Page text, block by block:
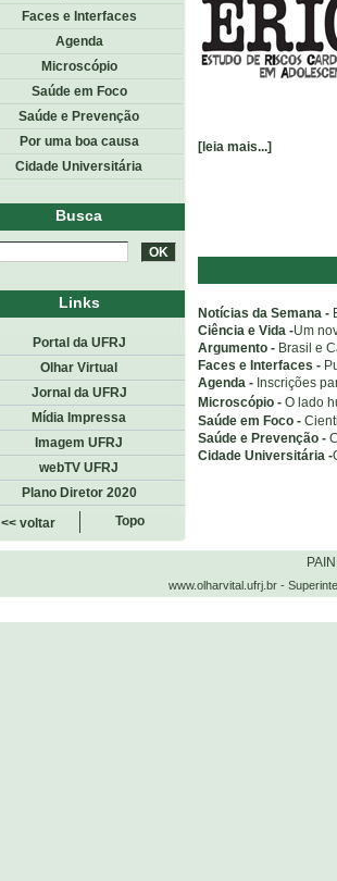
[leia mais...]
Notícias da Semana -
Ciência e Vida -Um
Argumento - Brasil e
Faces e Interfaces -
Agenda - Inscrições
Microscópio - O lado
Saúde em Foco -
Saúde e Prevenção -
Cidade Universitária -
Faces e Interfaces
Agenda
Microscópio
Saúde em Foco
Saúde e Prevenção
Por uma boa causa
Cidade Universitária
Busca
Links
Portal da UFRJ
Olhar Virtual
Jornal da UFRJ
Mídia Impressa
Imagem UFRJ
webTV UFRJ
Plano Diretor 2020
<< voltar
Topo
www.olharvital.ufrj.br -